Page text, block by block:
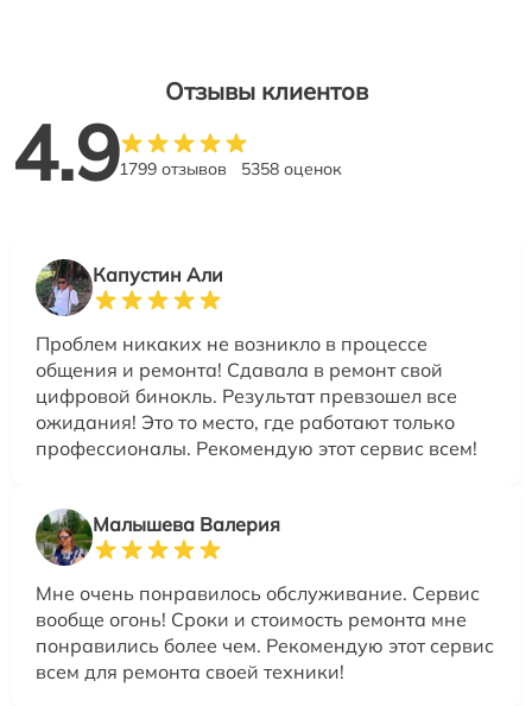
Отзывы клиентов
4.91799 отзывов 5358 оценок
Капустин Али
Проблем никаких не возникло в процессе
общения и ремонта! Сдавала в ремонт свой
цифровой бинокль. Результат превзошел все
ожидания! Это то место, где работают только
профессионалы. Рекомендую этот сервис всем!
Малышева Валерия
Мне очень понравилось обслуживание. Сервис
вообще огонь! Сроки и стоимость ремонта мне
понравились более чем. Рекомендую этот сервис
всем для ремонта своей техники!